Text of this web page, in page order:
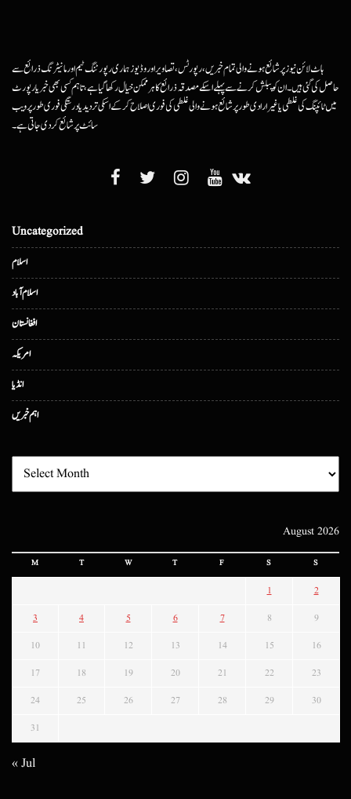
ہاٹ لائن نیوز پر شائع ہونے والی تمام خبریں، رپورٹس، تصاویر اور وڈیوز ہماری رپورٹنگ ٹیم اور مانیٹرنگ ذرائع سے
حاصل کی گئی ہیں۔ ان کو پبلش کرنے سے پہلے اسکے مصدقہ ذرائع کا ہرممکن خیال رکھا گیا ہے، تاہم کسی بھی خبر یا رپورٹ
میں ٹائپنگ کی غلطی یا غیرارادی طور پر شائع ہونے والی غلطی کی فوری اصلاح کرکے اسکی تردید یا درستگی فوری طور پر ویب
سائٹ پر شائع کردی جاتی ہے۔
Uncategorized
اسلام
اسلام آباد
افغانستان
امریکہ
انڈیا
اہم خبریں
August 2026
M T W T F S S
1 2
3 4 5 6 7 8 9
10 11 12 13 14 15 16
17 18 19 20 21 22 23
24 25 26 27 28 29 30
31
« Jul